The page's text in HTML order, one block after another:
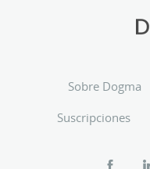
Sobre Dogma
Suscripciones